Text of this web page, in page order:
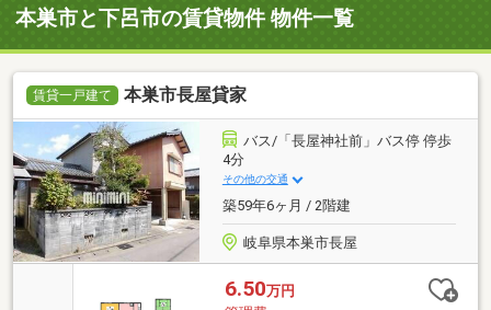
本巣市と下呂市の賃貸物件 物件一覧
賃貸一戸建て 本巣市長屋貸家
バス/「長屋神社前」バス停 停歩
4分
その他の交通
築59年6ヶ月 / 2階建
岐阜県本巣市長屋
6.50万円